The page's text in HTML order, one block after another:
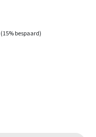
(15% bespaard)